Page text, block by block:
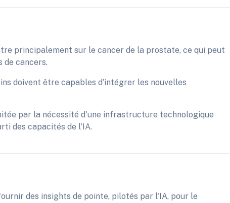
principalement sur le cancer de la prostate, ce qui peut
de cancers.
doivent être capables d'intégrer les nouvelles
par la nécessité d'une infrastructure technologique
des capacités de l'IA.
des insights de pointe, pilotés par l'IA, pour le